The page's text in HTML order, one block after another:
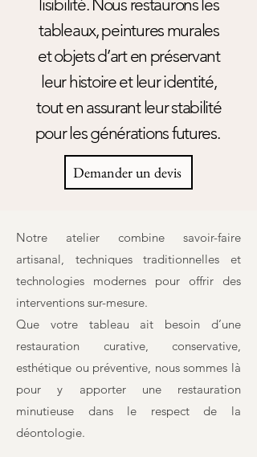
lisibilité. Nous restaurons les
tableaux, peintures murales
et objets d’art en préservant
leur histoire et leur identité,
tout en assurant leur stabilité
pour les générations futures.
Demander un devis
Notre atelier combine savoir-faire
artisanal, techniques traditionnelles et
technologies modernes pour offrir des
interventions sur-mesure.
​Que votre tableau ait besoin d’une
restauration curative, conservative,
esthétique ou préventive, nous sommes là
pour y apporter une restauration
minutieuse dans le respect de la
déontologie.